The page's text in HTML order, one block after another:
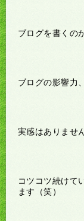
ブログを書くの
ブログの影響力
実感はありませ
コツコツ続けて
ます（笑）